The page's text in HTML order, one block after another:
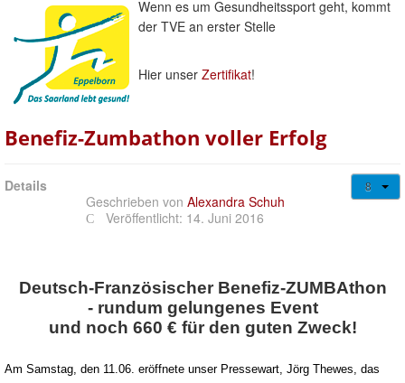
Gesundheitssport + Kurse
Jugendweb
Über uns
Login/out
Wenn es um Gesundheitssport geht, kommt
der TVE an erster Stelle
Hier unser Zertifikat!
Benefiz-Zumbathon voller Erfolg
Details
Geschrieben von Alexandra Schuh
Veröffentlicht: 14. Juni 2016
Deutsch-Französischer Benefiz-ZUMBAthon
- rundum gelungenes Event
und noch 660 € für den guten Zweck!
Am Samstag, den 11.06. eröffnete unser Pressewart, Jörg Thewes, das